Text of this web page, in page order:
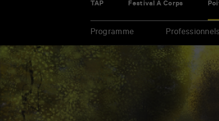
TAP Festival À Corps
Programme Professionnels
Renseigner
clés